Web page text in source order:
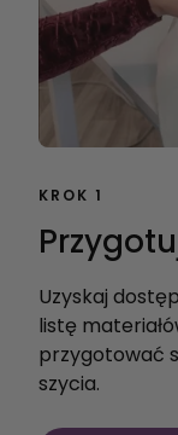
KROK 1
Uzyskaj
listę
przygotować
szycia.